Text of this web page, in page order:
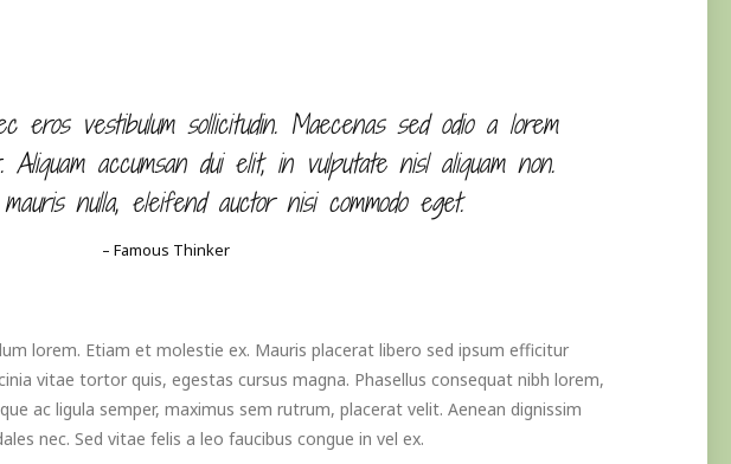
eros vestibulum sollicitudin. Maecenas sed odio a lorem
Aliquam accumsan dui elit, in vulputate nisl aliquam non.
nulla, eleifend auctor nisi commodo eget.
– Famous Thinker
lorem. Etiam et molestie ex. Mauris placerat libero sed ipsum efficitur
vitae tortor quis, egestas cursus magna. Phasellus consequat nibh lorem,
ac ligula semper, maximus sem rutrum, placerat velit. Aenean dignissim
nec. Sed vitae felis a leo faucibus congue in vel ex.